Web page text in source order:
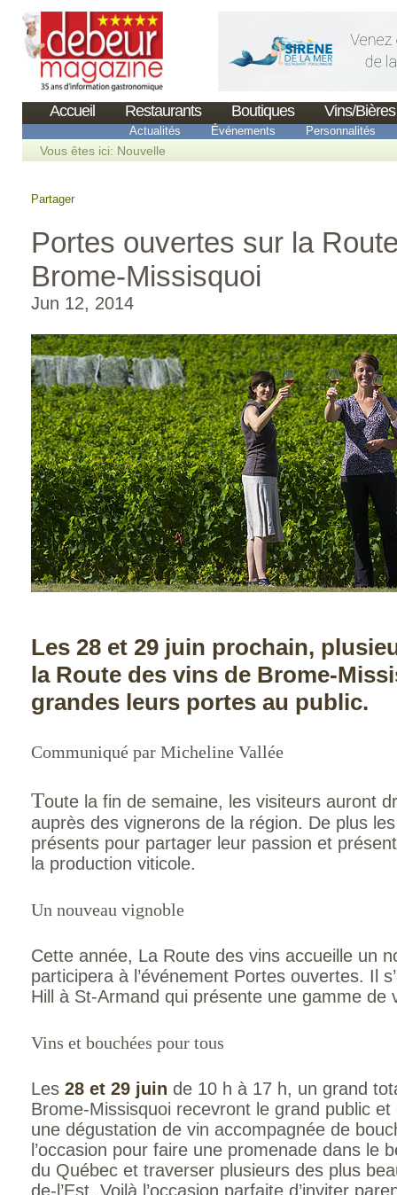
Accueil Restaurants Boutiques Vins/Bières
Actualités Événements Personnalités
Vous êtes ici: Nouvelle
Partager
Portes ouvertes sur la
Brome-Missisquoi
Jun 12, 2014
Les 28 et 29 juin prochain,
la Route des vins de Brome-
grandes leurs portes au public.
Communiqué par Micheline Vallée
Toute la fin de semaine, les visiteurs auront
auprès des vignerons de la région. De plus
présents pour partager leur passion et
la production viticole.
Un nouveau vignoble
Cette année, La Route des vins accueille un
participera à l’événement Portes ouvertes. Il
Hill à St-Armand qui présente une gamme de
Vins et bouchées pour tous
Les 28 et 29 juin de 10 h à 17 h, un grand
Brome-Missisquoi recevront le grand public
une dégustation de vin accompagnée de
l’occasion pour faire une promenade dans le
du Québec et traverser plusieurs des plus
de-l’Est. Voilà l’occasion parfaite d’inviter